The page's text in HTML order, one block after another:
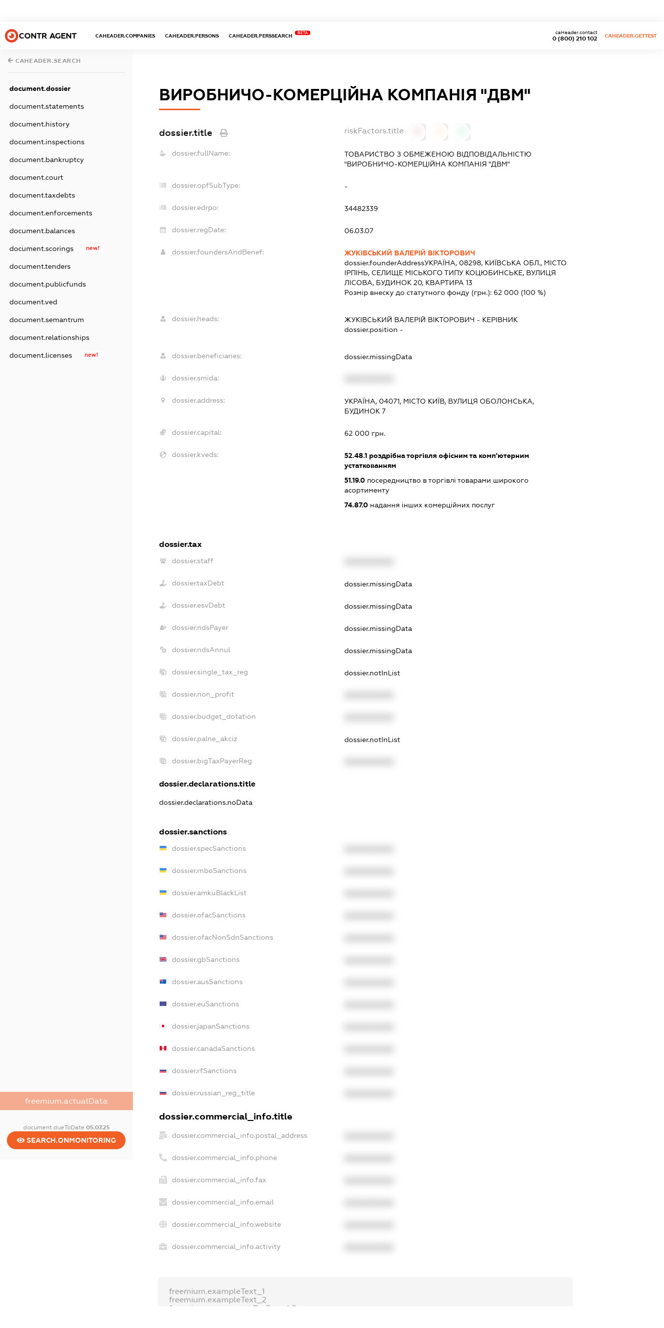
CONTR AGENT CAHEADER.COMPANIES CAHEADER.PERSONS CAHEADER.PERSSEARCH
BETA
0 (800) 210 102
caHeader.contact
CAHEADER.GETTEST
CAHEADER.SEARCH
document.dossier
document.statements
document.history
document.inspections
document.bankruptcy
document.court
document.taxdebts
document.enforcements
document.balances
document.scorings new!
document.tenders
document.publicfunds
document.ved
document.semantrum
document.relationships
document.licenses new!
freemium.actualData
document.dueToDate 05.07.25
SEARCH.ONMONITORING
ВИРОБНИЧО-КОМЕРЦІЙНА КОМПАНІЯ "ДВМ"
dossier.title riskFactors.title
dossier.fullName:
ТОВАРИСТВО З ОБМЕЖЕНОЮ ВІДПОВІДАЛЬНІСТЮ
"ВИРОБНИЧО-КОМЕРЦІЙНА КОМПАНІЯ "ДВМ"
dossier.opfSubType: -
dossier.edrpo: 34482339
dossier.regDate: 06.03.07
dossier.foundersAndBenef:
ЖУКІВСЬКИЙ ВАЛЕРІЙ ВІКТОРОВИЧ
dossier.founderAddressУКРАЇНА, 08298, КИЇВСЬКА ОБЛ., МІСТО
ІРПІНЬ, СЕЛИЩЕ МІСЬКОГО ТИПУ КОЦЮБИНСЬКЕ, ВУЛИЦЯ
ЛІСОВА, БУДИНОК 20, КВАРТИРА 13
Розмір внеску до статутного фонду (грн.): 62 000 (100 %)
dossier.heads: ЖУКІВСЬКИЙ ВАЛЕРІЙ ВІКТОРОВИЧ - КЕРІВНИК
dossier.position -
dossier.beneficiaries: dossier.missingData
dossier.smida:
dossier.address:
УКРАЇНА, 04071, МІСТО КИЇВ, ВУЛИЦЯ ОБОЛОНСЬКА,
БУДИНОК 7
dossier.capital: 62 000 грн.
dossier.kveds: 52.48.1 роздрібна торгівля офісним та комп'ютерним
устаткованням
51.19.0 посередництво в торгівлі товарами широкого
асортименту
74.87.0 надання інших комерційних послуг
dossier.tax
dossier.staff
dossier.taxDebt dossier.missingData
dossier.esvDebt dossier.missingData
dossier.ndsPayer dossier.missingData
dossier.ndsAnnul dossier.missingData
dossier.single_tax_reg dossier.notInList
dossier.non_profit
dossier.budget_dotation
dossier.palne_akciz dossier.notInList
dossier.bigTaxPayerReg
dossier.declarations.title
dossier.declarations.noData
dossier.sanctions
dossier.specSanctions
dossier.rnboSanctions
dossier.amkuBlackList
dossier.ofacSanctions
dossier.ofacNonSdnSanctions
dossier.gbSanctions
dossier.ausSanctions
dossier.euSanctions
dossier.japanSanctions
dossier.canadaSanctions
dossier.rfSanctions
dossier.russian_reg_title
dossier.commercial_info.title
dossier.commercial_info.postal_address
dossier.commercial_info.phone
dossier.commercial_info.fax
dossier.commercial_info.email
dossier.commercial_info.website
dossier.commercial_info.activity
freemium.exampleText_1
freemium.exampleText_2
freemium.anonymousPerSearch2